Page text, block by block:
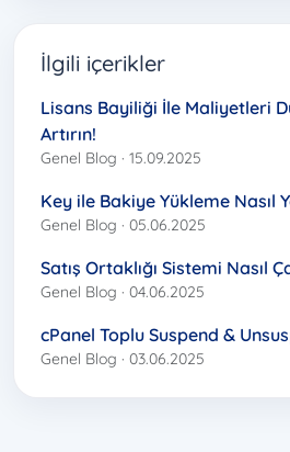
İlgili içerikler
Lisans Bayiliği İle Maliyetleri
Artırın!
Genel Blog · 15.09.2025
Key ile Bakiye Yükleme Nasıl
Genel Blog · 05.06.2025
Satış Ortaklığı Sistemi Nasıl
Genel Blog · 04.06.2025
cPanel Toplu Suspend &
Genel Blog · 03.06.2025